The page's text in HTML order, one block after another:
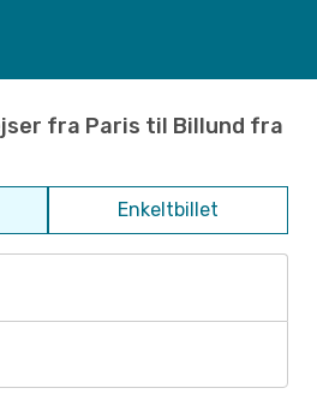
fra Paris til Billund fra
Enkeltbillet